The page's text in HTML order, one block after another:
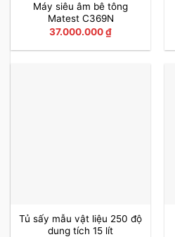
Máy siêu âm bê tông
Matest C369N
37.000.000₫
Tủ sấy mẫu vật liệu 250 độ
dung tích 15 lít